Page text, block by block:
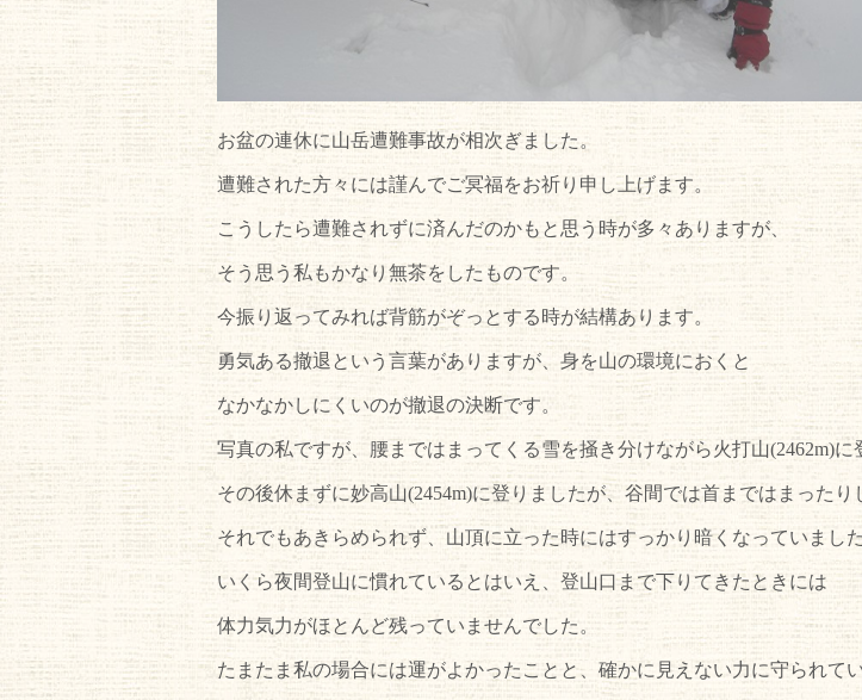
お盆の連休に山岳遭難事故が相次ぎました。
遭難された方々には謹んでご冥福をお祈り申し上げます。
こうしたら遭難されずに済んだのかもと思う時が多々ありますが、
そう思う私もかなり無茶をしたものです。
今振り返ってみれば背筋がぞっとする時が結構あります。
勇気ある撤退という言葉がありますが、身を山の環境におくと
なかなかしにくいのが撤退の決断です。
写真の私ですが、腰まではまってくる雪を掻き分けながら火打山(2462m)に
その後休まずに妙高山(2454m)に登りましたが、谷間では首まではまったり
それでもあきらめられず、山頂に立った時にはすっかり暗くなっていました
いくら夜間登山に慣れているとはいえ、登山口まで下りてきたときには
体力気力がほとんど残っていませんでした。
たまたま私の場合には運がよかったことと、確かに見えない力に守られて